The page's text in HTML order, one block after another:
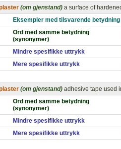
(om gjenstand) a surface of
Eksempler med tilsvarende betydning
Ord med samme betydning
(synonymer)
Mindre spesifikke uttrykk
Mere spesifikke uttrykk
(om gjenstand) adhesive tape used
Ord med samme betydning
(synonymer)
Mindre spesifikke uttrykk
Mere spesifikke uttrykk